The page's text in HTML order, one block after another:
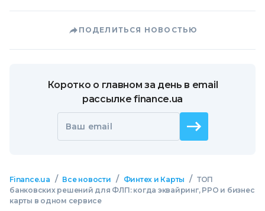
ПОДЕЛИТЬСЯ НОВОСТЬЮ
Коротко о главном за день в email
рассылке finance.ua
Ваш email
Finance.ua / Все новости / Финтех и Карты / ТОП
банковских решений для ФЛП: когда эквайринг, РРО и бизнес
карты в одном сервисе